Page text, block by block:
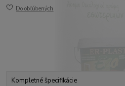
Do obľúbených
Kompletné špecifikácie